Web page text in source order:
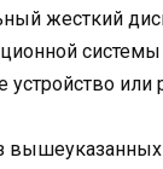
жесткий
устройство или